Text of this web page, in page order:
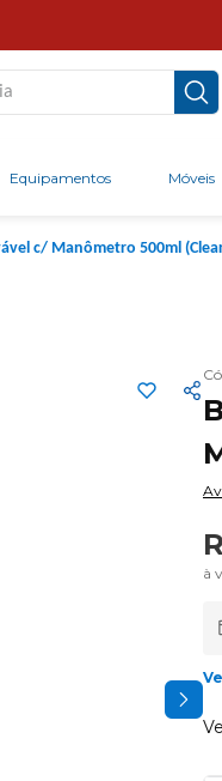
Equipamentos Móveis
c/ Manômetro 500ml
à